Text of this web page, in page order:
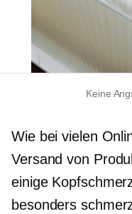
Keine
Wie bei vielen
Versand von
einige
besonders